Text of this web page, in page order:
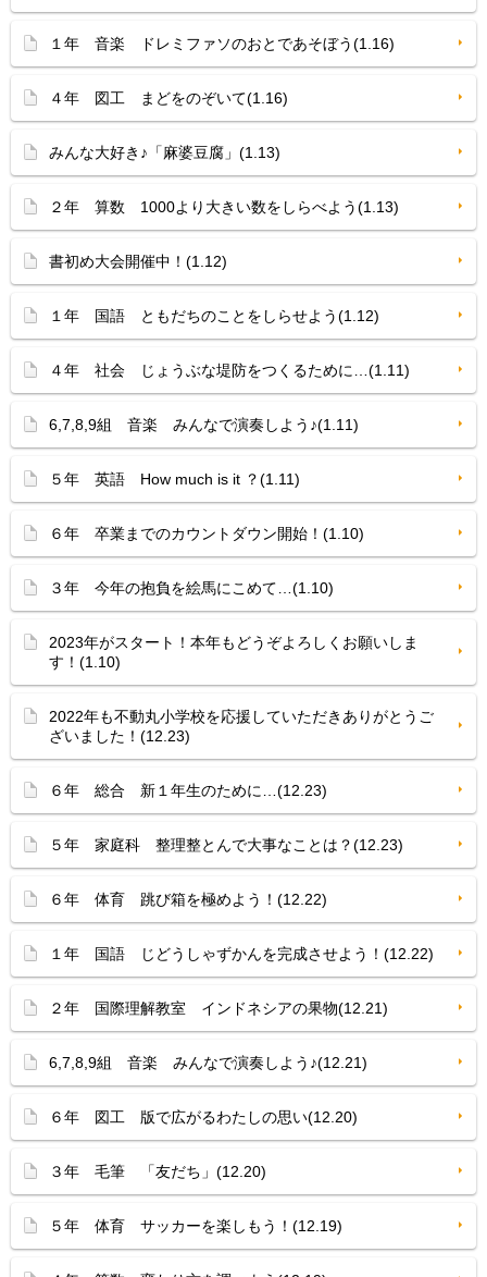
１年 音楽 ドレミファソのおとであそぼう(1.16)
４年 図工 まどをのぞいて(1.16)
みんな大好き♪「麻婆豆腐」(1.13)
２年 算数 1000より大きい数をしらべよう(1.13)
書初め大会開催中！(1.12)
１年 国語 ともだちのことをしらせよう(1.12)
４年 社会 じょうぶな堤防をつくるために…(1.11)
6,7,8,9組 音楽 みんなで演奏しよう♪(1.11)
５年 英語 How much is it ？(1.11)
６年 卒業までのカウントダウン開始！(1.10)
３年 今年の抱負を絵馬にこめて…(1.10)
2023年がスタート！本年もどうぞよろしくお願いしま
す！(1.10)
2022年も不動丸小学校を応援していただきありがとうご
ざいました！(12.23)
６年 総合 新１年生のために…(12.23)
５年 家庭科 整理整とんで大事なことは？(12.23)
６年 体育 跳び箱を極めよう！(12.22)
１年 国語 じどうしゃずかんを完成させよう！(12.22)
２年 国際理解教室 インドネシアの果物(12.21)
6,7,8,9組 音楽 みんなで演奏しよう♪(12.21)
６年 図工 版で広がるわたしの思い(12.20)
３年 毛筆 「友だち」(12.20)
５年 体育 サッカーを楽しもう！(12.19)